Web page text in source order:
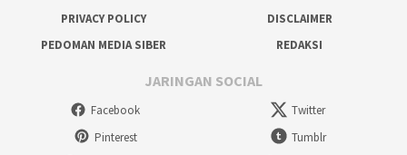
PRIVACY POLICY
DISCLAIMER
PEDOMAN MEDIA SIBER
REDAKSI
JARINGAN SOCIAL
Facebook
Twitter
Pinterest
Tumblr